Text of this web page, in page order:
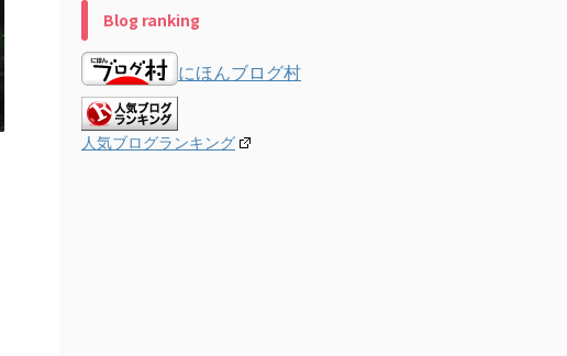
Blog ranking
にほんブログ村
人気ブログランキング